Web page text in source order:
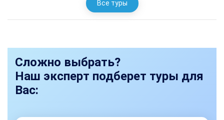
Все туры
Сложно выбрать?
Наш эксперт подберет туры для
Вас: